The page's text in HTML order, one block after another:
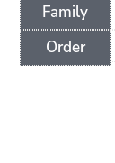
Family
Order